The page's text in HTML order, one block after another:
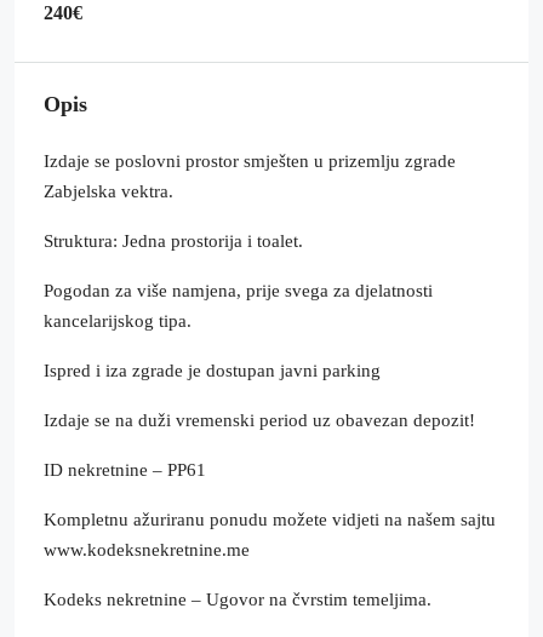
240€
Opis
Izdaje se poslovni prostor smješten u prizemlju zgrade
Zabjelska vektra.
Struktura: Jedna prostorija i toalet.
Pogodan za više namjena, prije svega za djelatnosti
kancelarijskog tipa.
Ispred i iza zgrade je dostupan javni parking
Izdaje se na duži vremenski period uz obavezan depozit!
ID nekretnine – PP61
Kompletnu ažuriranu ponudu možete vidjeti na našem sajtu
www.kodeksnekretnine.me
Kodeks nekretnine – Ugovor na čvrstim temeljima.